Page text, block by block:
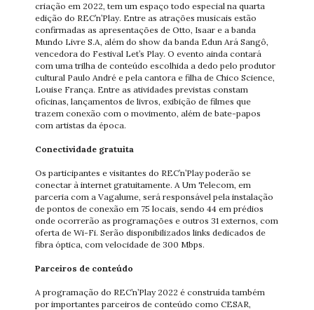
criação em 2022, tem um espaço todo especial na quarta
edição do REC’n’Play. Entre as atrações musicais estão
confirmadas as apresentações de Otto, Isaar e a banda
Mundo Livre S.A, além do show da banda Edun Ará Sangô,
vencedora do Festival Let’s Play. O evento ainda contará
com uma trilha de conteúdo escolhida a dedo pelo produtor
cultural Paulo André e pela cantora e filha de Chico Science,
Louise França. Entre as atividades previstas constam
oficinas, lançamentos de livros, exibição de filmes que
trazem conexão com o movimento, além de bate-papos
com artistas da época.
Conectividade gratuita
Os participantes e visitantes do REC’n’Play poderão se
conectar à internet gratuitamente. A Um Telecom, em
parceria com a Vagalume, será responsável pela instalação
de pontos de conexão em 75 locais, sendo 44 em prédios
onde ocorrerão as programações e outros 31 externos, com
oferta de Wi-Fi. Serão disponibilizados links dedicados de
fibra óptica, com velocidade de 300 Mbps.
Parceiros de conteúdo
A programação do REC’n’Play 2022 é construída também
por importantes parceiros de conteúdo como CESAR,